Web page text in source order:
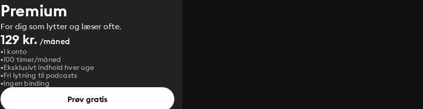
Premium
For dig som lytter og læser ofte.
129 kr. /måned
1 konto
100 timer/måned
Eksklusivt indhold hver uge
Fri lytning til podcasts
Ingen binding
Prøv gratis